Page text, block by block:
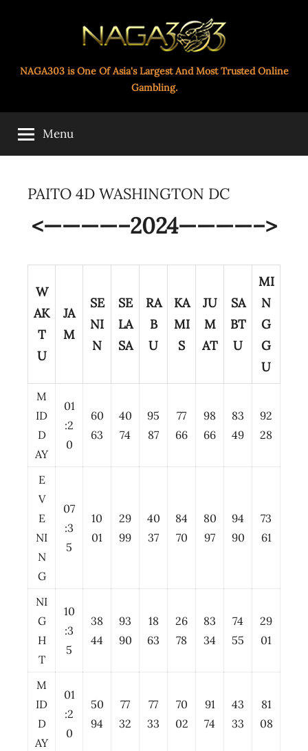
Paito
Toto
Naga303
NAGA303 is One Of Asia's Largest And Most Trusted Online
Gambling.
Menu
PAITO 4D WASHINGTON DC
<————–2024————–>
W
AK
T
U
JA
M
SE
NI
N
SE
LA
SA
RA
B
U
KA
MI
S
JU
M
AT
SA
BT
U
MI
N
G
G
U
M
ID
D
AY
01
:2
0
60
63
40
74
95
87
77
66
98
66
83
49
92
28
E
V
E
NI
N
G
07
:3
5
10
01
29
99
40
37
84
70
80
97
94
90
73
61
NI
G
H
T
10
:3
5
38
44
93
90
18
63
26
78
83
34
74
55
29
01
M
ID
D
AY
01
:2
0
50
94
77
32
77
33
70
02
91
74
43
33
81
08